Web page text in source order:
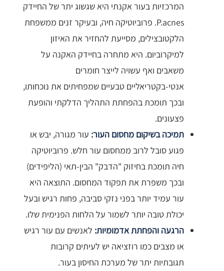
המרכזיות בעור אקנתי היא שגשוג יתר של החיידק
P.acnes. פרוביוטיקה חיה, ובעיקר זנים ממשפחת
הלקטובצילים, מסייעת להחזיר את האיזון
למיקרוביום. היא מתחרה בחיידק האקנה על
משאבים ואף עשויה לייצר חומרים
אנטי-בקטריאליים טבעיים שמפחיתים את נוכחותו,
ובכך תומכת בהפחתת התהליך הדלקתי והופעת
פצעונים.
תמיכה בשיקום מחסום העור: עור מגורה, יבש או
פגוע סובל לרוב ממחסום עור חלש. פרוביוטיקה
חיה תומכת בחיזוק "הדבק" הבין-תאי (הליפידים)
ובכך משפרת את תפקוד המחסום. התוצאה היא
עור עמיד יותר בפני נזקי סביבה, פחות רגיש ובעל
יכולת טובה יותר לשמור על הלחות הפנימית שלו.
הרגעה והפחתת אדמומיות: לאנשים עם עור רגיש
או מצבים כמו רוזציאה יש לעיתים קרובות
תגובתיות יתר של מערכת החיסון בעור.